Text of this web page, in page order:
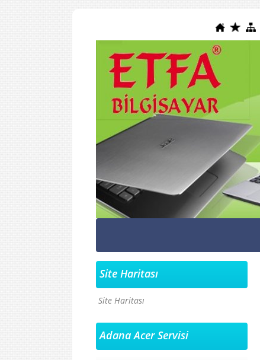
Site Haritası
Site Haritası
Adana Acer Servisi